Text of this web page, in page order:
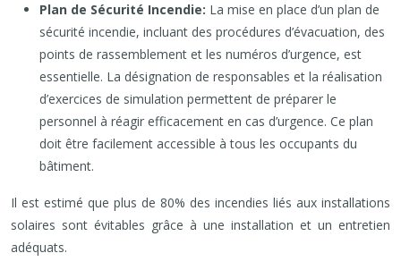
Plan de Sécurité Incendie: La mise en place d’un plan de
sécurité incendie, incluant des procédures d’évacuation, des
points de rassemblement et les numéros d’urgence, est
essentielle. La désignation de responsables et la réalisation
d’exercices de simulation permettent de préparer le
personnel à réagir efficacement en cas d’urgence. Ce plan
doit être facilement accessible à tous les occupants du
bâtiment.
Il est estimé que plus de 80% des incendies liés aux installations
solaires sont évitables grâce à une installation et un entretien
adéquats.